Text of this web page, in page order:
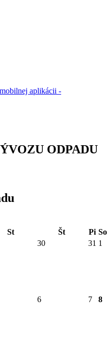
mobilnej aplikácii -
ODPADU
St Št Pi So
30 31 1
6 7 8